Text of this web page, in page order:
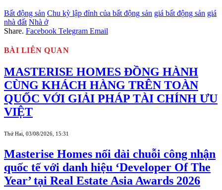
Bất động sản Chu kỳ lập đỉnh của bất động sản giá bất động sản giá
nhà đất Nhà ở
Share. Facebook Telegram Email
BÀI LIÊN QUAN
MASTERISE HOMES ĐỒNG HÀNH
CÙNG KHÁCH HÀNG TRÊN TOÀN
QUỐC VỚI GIẢI PHÁP TÀI CHÍNH ƯU
VIỆT
Thứ Hai, 03/08/2026, 15:31
Masterise Homes nối dài chuỗi công nhận
quốc tế với danh hiệu ‘Developer Of The
Year’ tại Real Estate Asia Awards 2026